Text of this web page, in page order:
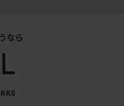
なら